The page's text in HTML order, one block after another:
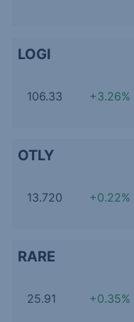
LOGI
106.33 +3.26%
OTLY
13.720 +0.22%
RARE
25.91 +0.35%